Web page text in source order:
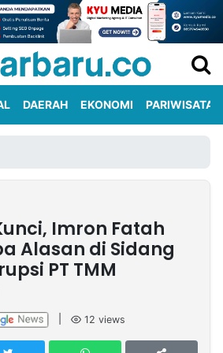
DAERAH EKONOMI PARIWISATA
Imron Fatah
Alasan di Sidang
PT TMM
12 views